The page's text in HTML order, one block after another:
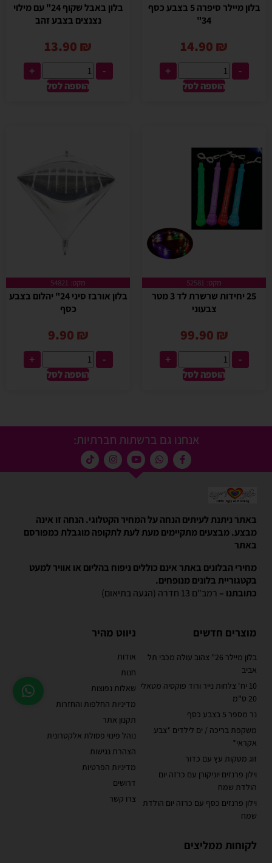
בלון מיילר סיפרה 5 בצבע כסף
34"
14.90 ₪
-
+
הוספה לסל
בלון באבל שקוף 24" עם מילוי
נצנצים בצבע זהב
13.90 ₪
-
+
הוספה לסל
מקט: 52581
25 יחידות שרשרת לד 3 מטר
צבעוני
99.90 ₪
-
+
הוספה לסל
מקט: 54821
בלון אורבז סיני 24" יהלום בצבע
כסף
9.90 ₪
-
+
הוספה לסל
אנחנו גם ברשתות חברתיות:
באתר ניתנת לעיתים הנחה על המחיר הקטלוגי. הנחה זו אינה
מבצע. מבצעים מתקיימים מעת לעת לתקופה מוגבלת כמפורסם
באתר
מחירי הבלונים באתר אינם כוללים ניפוח בהליום או אוויר למעט
בקטגוריית בלונים מנופחים.
כתובתנו – רמב"ם 13 חדרה (הגעה בתיאום)
מוצרים חדשים
בלון מיילר 26" צהוב עולה מכבי תל
אביב
10 יח' צלחות נייר ורוד פוקסיה מטאלי
20 ס"מ
נר מספר 5 בצבע כסף
משקפת בריכה / ים לילדים *צבע
אקראי*
זוג מטקות עץ עם כדור
וילון פרנזים יוניקורן עם כרזה יום
הולדת שמח
וילון פרנזים כסף עם כרזה יום הולדת
שמח
ניווט מהיר
אודות
חנות
שאלות נפוצות
מדיניות החלפות והחזרות
תקנון אתר
נוהל פינוי פסולת אלקטרונית
הצהרת נגישות
מדיניות הפרטיות
דרושים
צרו קשר
לקוחות ממליצים